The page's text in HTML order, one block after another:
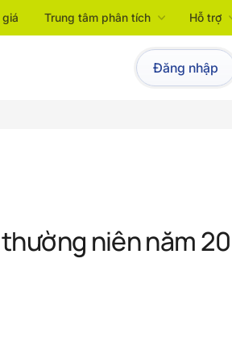
giá Trung tâm phân tích Hỗ trợ
Đăng nhập
niên năm